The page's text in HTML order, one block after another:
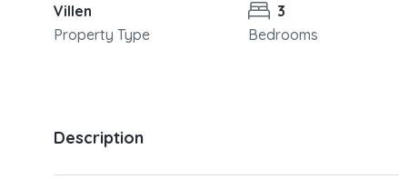
Villen
Property Type
3
Bedrooms
Description